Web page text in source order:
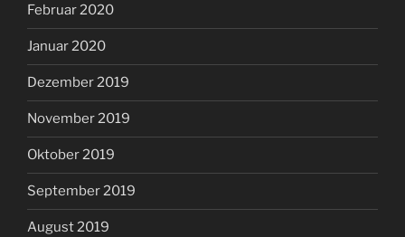
Februar 2020
Januar 2020
Dezember 2019
November 2019
Oktober 2019
September 2019
August 2019